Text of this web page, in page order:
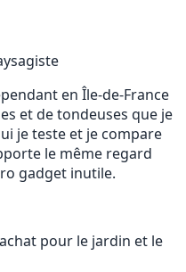
en Île-de-France
et de tondeuses que je
je teste et je compare
le même regard
gadget inutile.
pour le jardin et le